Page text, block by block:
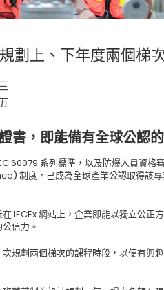
劃上、下年度兩個梯
書，即能備有全球公認
60079 系列標準，以及防爆人員資格
度，已成為全球產業公認取得該專
IECEx 網站上，企業即能以獨立公正
信力。
規劃兩個梯次的課程時段，以便有興